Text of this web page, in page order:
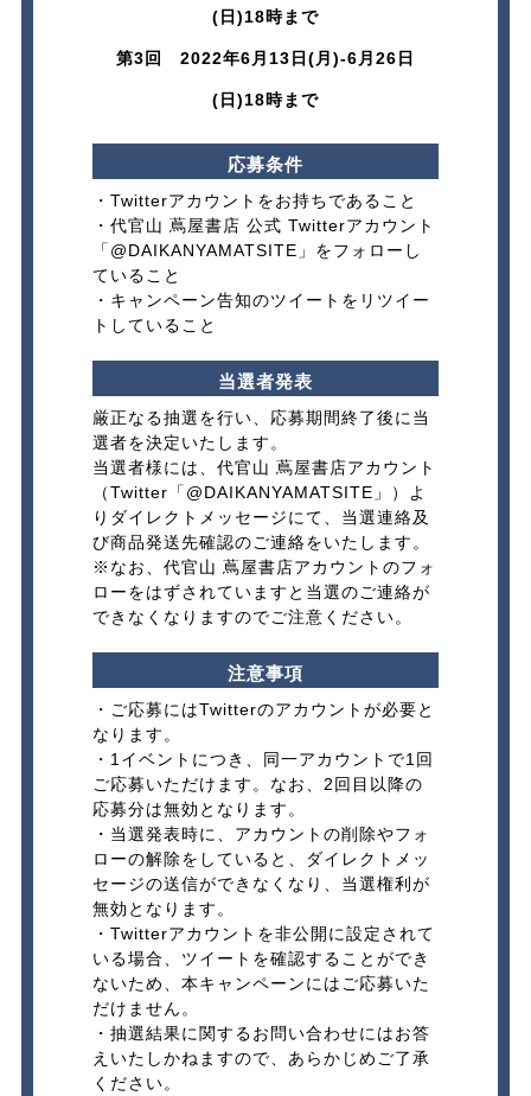
(日)18時まで
第3回 2022年6月13日(月)-6月26日
(日)18時まで​
応募条件
・Twitterアカウントをお持ちであること​
・代官山 蔦屋書店 公式 Twitterアカウント
「 @DAIKANYAMATSITE 」をフォローし
ていること​
・キャンペーン告知のツイートをリツイー
トしていること
当選者発表
厳正なる抽選を行い、応募期間終了後に当
選者を決定いたします。​
当選者様には、代官山 蔦屋書店アカウント
（Twitter「 @DAIKANYAMATSITE 」）よ
りダイレクトメッセージにて、当選連絡及
び商品発送先確認のご連絡をいたします。​
※なお、代官山 蔦屋書店アカウントのフォ
ローをはずされていますと当選のご連絡が
できなくなりますのでご注意ください。​
注意事項
・ご応募にはTwitterのアカウントが必要と
なります。
・1イベントにつき、同一アカウントで1回
ご応募いただけます。なお、2回目以降の
応募分は無効となります。
・当選発表時に、アカウントの削除やフォ
ローの解除をしていると、ダイレクトメッ
セージの送信ができなくなり、当選権利が
無効となります。
・Twitterアカウントを非公開に設定されて
いる場合、ツイートを確認することができ
ないため、本キャンペーンにはご応募いた
だけません。
・抽選結果に関するお問い合わせにはお答
えいたしかねますので、あらかじめご了承
ください。